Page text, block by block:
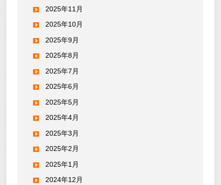
2025年11月
2025年10月
2025年9月
2025年8月
2025年7月
2025年6月
2025年5月
2025年4月
2025年3月
2025年2月
2025年1月
2024年12月